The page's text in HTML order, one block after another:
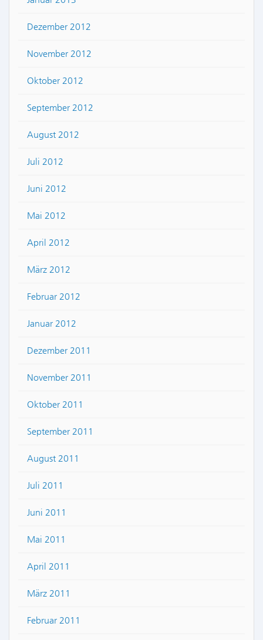
Dezember 2012
November 2012
Oktober 2012
September 2012
August 2012
Juli 2012
Juni 2012
Mai 2012
April 2012
März 2012
Februar 2012
Januar 2012
Dezember 2011
November 2011
Oktober 2011
September 2011
August 2011
Juli 2011
Juni 2011
Mai 2011
April 2011
März 2011
Februar 2011